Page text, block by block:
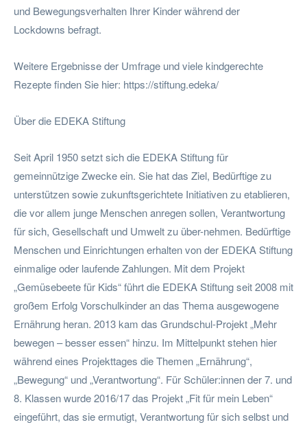
und Bewegungsverhalten Ihrer Kinder während der
Lockdowns befragt.
Weitere Ergebnisse der Umfrage und viele kindgerechte
Rezepte finden Sie hier: https://stiftung.edeka/
Über die EDEKA Stiftung
Seit April 1950 setzt sich die EDEKA Stiftung für
gemeinnützige Zwecke ein. Sie hat das Ziel, Bedürftige zu
unterstützen sowie zukunftsgerichtete Initiativen zu etablieren,
die vor allem junge Menschen anregen sollen, Verantwortung
für sich, Gesellschaft und Umwelt zu über-nehmen. Bedürftige
Menschen und Einrichtungen erhalten von der EDEKA Stiftung
einmalige oder laufende Zahlungen. Mit dem Projekt
„Gemüsebeete für Kids“ führt die EDEKA Stiftung seit 2008 mit
großem Erfolg Vorschulkinder an das Thema ausgewogene
Ernährung heran. 2013 kam das Grundschul-Projekt „Mehr
bewegen – besser essen“ hinzu. Im Mittelpunkt stehen hier
während eines Projekttages die Themen „Ernährung“,
„Bewegung“ und „Verantwortung“. Für Schüler:innen der 7. und
8. Klassen wurde 2016/17 das Projekt „Fit für mein Leben“
eingeführt, das sie ermutigt, Verantwortung für sich selbst und